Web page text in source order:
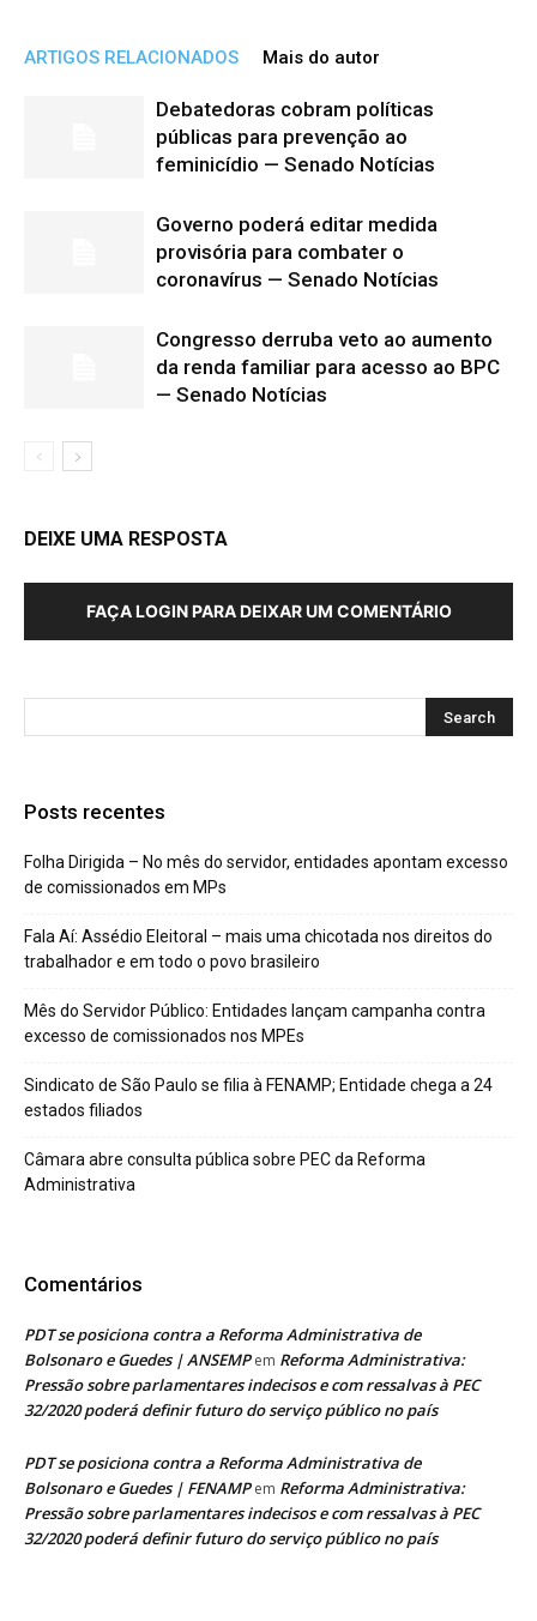
ARTIGOS RELACIONADOS Mais do autor
Debatedoras cobram políticas
públicas para prevenção ao
feminicídio — Senado Notícias
Governo poderá editar medida
provisória para combater o
coronavírus — Senado Notícias
Congresso derruba veto ao aumento
da renda familiar para acesso ao BPC
— Senado Notícias
DEIXE UMA RESPOSTA
FAÇA LOGIN PARA DEIXAR UM COMENTÁRIO
Posts recentes
Folha Dirigida – No mês do servidor, entidades apontam excesso
de comissionados em MPs
Fala Aí: Assédio Eleitoral – mais uma chicotada nos direitos do
trabalhador e em todo o povo brasileiro
Mês do Servidor Público: Entidades lançam campanha contra
excesso de comissionados nos MPEs
Sindicato de São Paulo se filia à FENAMP; Entidade chega a 24
estados filiados
Câmara abre consulta pública sobre PEC da Reforma
Administrativa
Comentários
PDT se posiciona contra a Reforma Administrativa de
Bolsonaro e Guedes | ANSEMPem Reforma Administrativa:
Pressão sobre parlamentares indecisos e com ressalvas à PEC
32/2020 poderá definir futuro do serviço público no país
PDT se posiciona contra a Reforma Administrativa de
Bolsonaro e Guedes | FENAMPem Reforma Administrativa:
Pressão sobre parlamentares indecisos e com ressalvas à PEC
32/2020 poderá definir futuro do serviço público no país